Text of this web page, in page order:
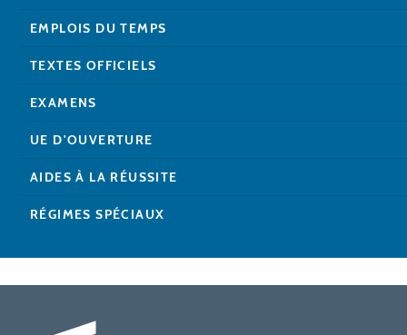
EMPLOIS DU TEMPS
TEXTES OFFICIELS
EXAMENS
UE D'OUVERTURE
AIDES À LA RÉUSSITE
RÉGIMES SPÉCIAUX